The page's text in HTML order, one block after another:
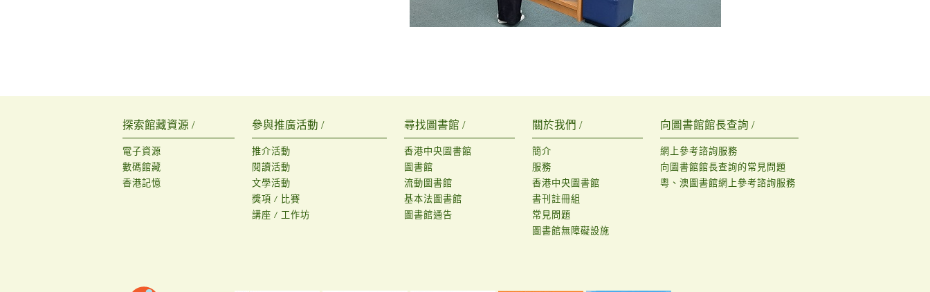
探索館藏資源 /
電子資源
數碼館藏
香港記憶
參與推廣活動 /
推介活動
閱讀活動
文學活動
獎項 / 比賽
講座 / 工作坊
尋找圖書館 /
香港中央圖書館
圖書館
流動圖書館
基本法圖書館
圖書館通告
關於我們 /
簡介
服務
香港中央圖書館
書刊註冊組
常見問題
圖書館無障礙設施
向圖書館館長查詢 /
網上參考諮詢服務
向圖書館館長查詢的常見問題
粵、澳圖書館網上參考諮詢服務